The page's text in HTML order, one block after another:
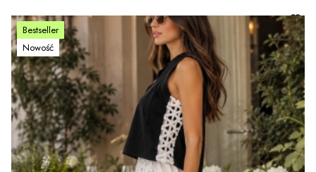
Bestseller
Nowość